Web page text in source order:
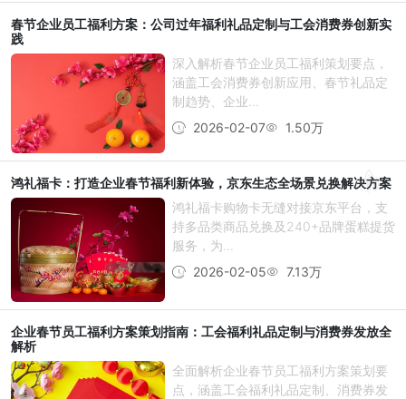
春节企业员工福利方案：公司过年福利礼品定制与工会消费券创新实
践
深入解析春节企业员工福利策划要点，
涵盖工会消费券创新应用、春节礼品定
制趋势、企业...
2026-02-07
1.50万
鸿礼福卡：打造企业春节福利新体验，京东生态全场景兑换解决方案
鸿礼福卡购物卡无缝对接京东平台，支
持多品类商品兑换及240+品牌蛋糕提货
服务，为...
2026-02-05
7.13万
企业春节员工福利方案策划指南：工会福利礼品定制与消费券发放全
解析
全面解析企业春节员工福利方案策划要
点，涵盖工会福利礼品定制、消费券发